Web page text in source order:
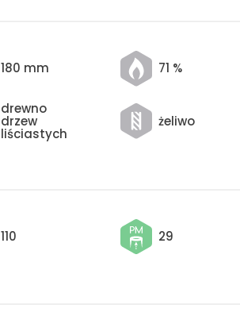
180 mm 71 %
drewno
drzew
liściastych
żeliwo
110 29